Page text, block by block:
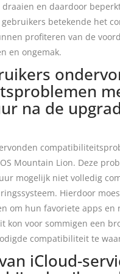
en daardoor
betekende het
profiteren van de
en ongemak.
na de
Mountain Lion. Deze
mogelijk niet volledig
Hierdoor
om hun favoriete apps
kon voor sommigen een
compatibiliteit te
iCloud-